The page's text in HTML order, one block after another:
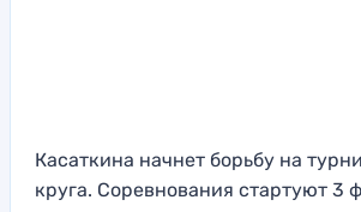
Касаткина начнет борьбу на
круга. Соревнования стартуют 3